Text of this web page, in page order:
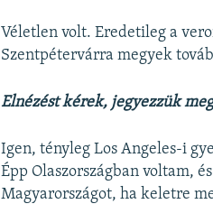
Véletlen volt. Eredetileg a
Szentpétervárra megyek
Elnézést kérek, jegyezzük
Igen, tényleg Los Angeles-i
Épp Olaszországban voltam,
Magyarországot, ha keletre